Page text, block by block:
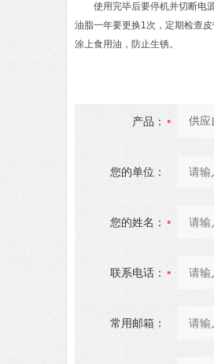
使用完毕后要停机并切断电源
油脂一年要更换1次，定期检查
涂上食用油，防止生锈。
产品：
您的单位：
您的姓名：
联系电话：
常用邮箱：